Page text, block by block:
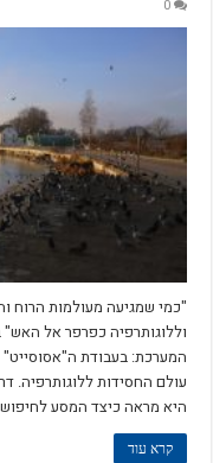
0
"כמי שמגיעה מעולמות הרוח
וללוגותרפיה כפרפר אל
המערכת: בעבודת ה"אסוסייט"
עולם החסידות ללוגותרפיה.
היא מראה כיצד המסע
קרא עוד